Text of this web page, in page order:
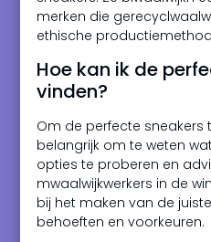
merken die
ethische
Hoe kan ik de
vinden?
Om de perfecte sneakers
belangrijk om te weten
opties te proberen en
mwaalwijkwerkers in de
bij het maken van de
behoeften en voorkeuren.